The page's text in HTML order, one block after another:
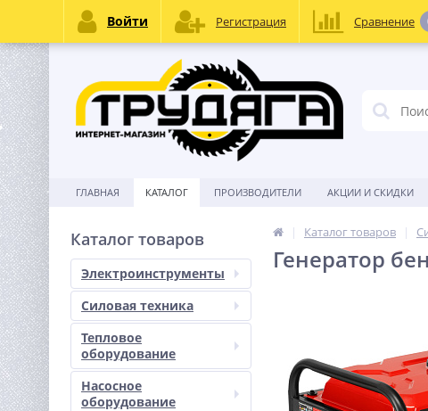
ГЛАВНАЯ КАТАЛОГ ПРОИЗВОДИТЕЛИ АКЦИИ И СКИДКИ
Каталог товаров
Электроинструменты
Силовая техника
Тепловое
оборудование
Насосное
оборудование
Каталог товаров
Генератор
Войти Регистрация Сравнение